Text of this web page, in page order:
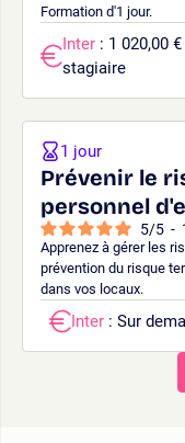
Formation d'1 jour.
Inter : 1 020,00
stagiaire
Prévenir le
personnel
5/5 -
Apprenez à gérer les
prévention du risque
dans vos locaux.
1 jour
Inter : Sur